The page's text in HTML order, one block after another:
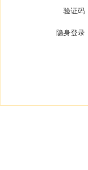
验证码
隐身登录